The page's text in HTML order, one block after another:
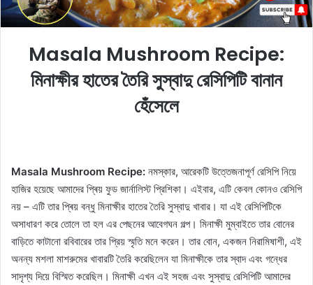
Masala Mushroom Recipe:
মিনাক্ষীর হাতের তৈরি সুস্বাদু রেসিপিটি বানান
হেঁসেলে
Masala Mushroom Recipe: নমস্কার, আরেকটি উত্তেজনাপূর্ণ রেসিপি নিয়ে
হাজির হয়েছে আমাদের প্ৰিয় ফুড জার্নালিস্ট প্রিশিকা। এইবার, এটি কেবল কোনও রেসিপি
নয় – এটি তার প্ৰিয় বন্ধু মিনাক্ষীর হাতের তৈরি সুস্বাদু খাবার। যা এই রেসিপিটিকে
অসাধারণ করে তোলে তা হল এর পেছনের আবেগঘন গল্প। মিনাক্ষী মুম্বাইতে তার বোনের
বাড়িতে কাটানো রবিবারের তার প্রিয় স্মৃতি মনে করেন। তার বোন, একজন নিরামিষাশী, এই
অনন্য মশলা মাশরুমের খাবারটি তৈরি করেছিলেন যা মিনাক্ষীকে তার স্বাদ এবং গন্ধের
সাদৃশ্য দিয়ে বিস্মিত করেছিল। মিনাক্ষী এখন এই সহজ এবং সুস্বাদু রেসিপিটি আমাদের